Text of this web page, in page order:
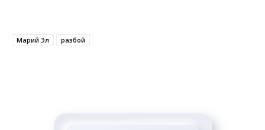
Марий Эл разбой